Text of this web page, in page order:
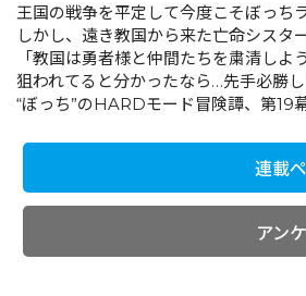
王国の戦争を平定して今度こそぼっち
しかし、遠き教国から来た亡命シスタ
「教国は勇者様と仲間たちを粛清しよ
狙われてると分かったなら…先手必勝
“ぼっち”のHARDモード冒険譚、第19
連載
アン